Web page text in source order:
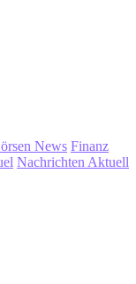
News Finanz
Nachrichten Aktuell